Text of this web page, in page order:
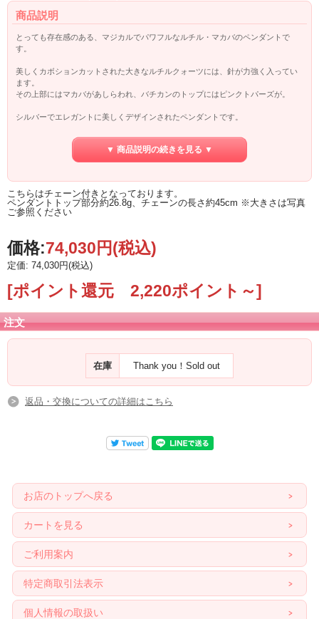
商品説明
とっても存在感のある、マジカルでパワフルなルチル・マカバのペンダントで
す。
美しくカボションカットされた大きなルチルクォーツには、針が力強く入ってい
ます。
その上部にはマカバがあしらわれ、バチカンのトップにはピンクトパーズが。
シルバーでエレガントに美しくデザインされたペンダントです。
赤いルチルは高いエネルギー活性作用を持つといわれます。
レッドルチルクォーツの特性としては、夫婦の仲を深める、子宝に恵まれるとい
仕事の成功、目標達成、強い信念、統率力、指導力、周囲との信頼関係のサポー
トなどにも良いでしょう。
▼ 商品説明の続きを見る ▼
こちらはチェーン付きとなっております。
ペンダントトップ部分約26.8g、チェーンの長さ約45cm ※大きさは写真
ご参照ください
価格:74,030円(税込)
定価: 74,030円(税込)
[ポイント還元 2,220ポイント～]
注文
在庫 Thank you！Sold out
返品・交換についての詳細はこちら
お店のトップへ戻る
カートを見る
ご利用案内
特定商取引法表示
個人情報の取扱い